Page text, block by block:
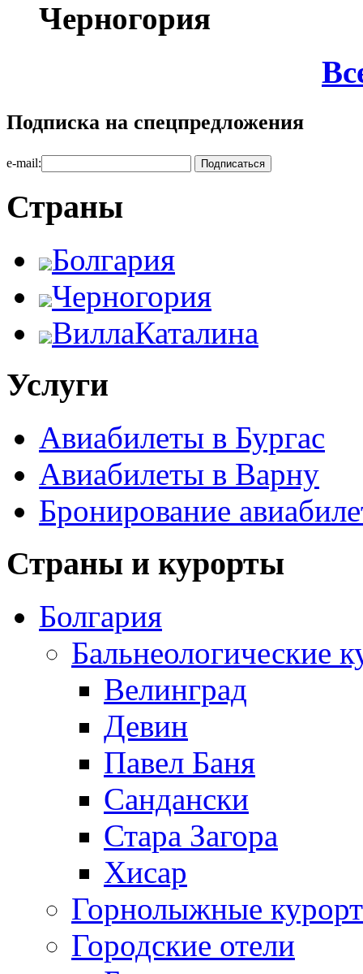
Черногория
Подписка на спецпредложения
e-mail:
Страны
Болгария
Черногория
ВиллаКаталина
Услуги
Авиабилеты в Бургас
Авиабилеты в Варну
Бронирование
Страны и курорты
Болгария
Бальнеологические
Велинград
Девин
Павел Баня
Сандански
Стара Загора
Хисар
Горнолыжные
Городские отели